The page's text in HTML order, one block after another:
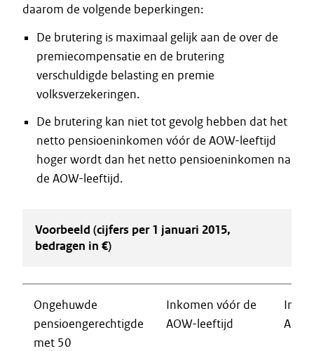
daarom de volgende beperkingen:
De brutering is maximaal gelijk aan de over de
premiecompensatie en de brutering
verschuldigde belasting en premie
volksverzekeringen.
De brutering kan niet tot gevolg hebben dat het
netto pensioeninkomen vóór de AOW-leeftijd
hoger wordt dan het netto pensioeninkomen na
de AOW-leeftijd.
Voorbeeld (cijfers per 1 januari 2015,
bedragen in €)
Ongehuwde
pensioengerechtigde
met 50
Inkomen vóór de
AOW-leeftijd